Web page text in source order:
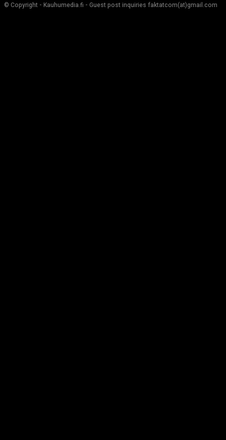
© Copyright - Kauhumedia.fi - Guest post inquiries faktatcom(at)gmail.com